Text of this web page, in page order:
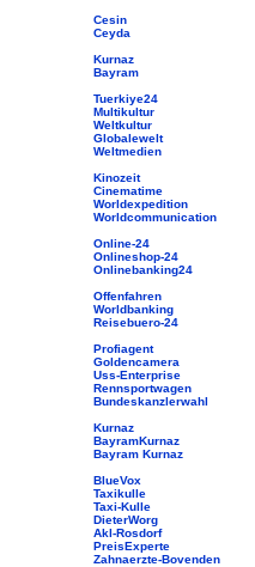
Cesin
Ceyda
Kurnaz
Bayram
Tuerkiye24
Multikultur
Weltkultur
Globalewelt
Weltmedien
Kinozeit
Cinematime
Worldexpedition
Worldcommunication
Online-24
Onlineshop-24
Onlinebanking24
Offenfahren
Worldbanking
Reisebuero-24
Profiagent
Goldencamera
Uss-Enterprise
Rennsportwagen
Bundeskanzlerwahl
Kurnaz
BayramKurnaz
Bayram Kurnaz
BlueVox
Taxikulle
Taxi-Kulle
DieterWorg
Akl-Rosdorf
PreisExperte
Zahnaerzte-Bovenden